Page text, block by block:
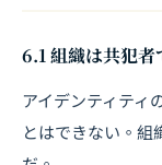
6.1 組織は共犯者
アイデンティティ
とはできない。組